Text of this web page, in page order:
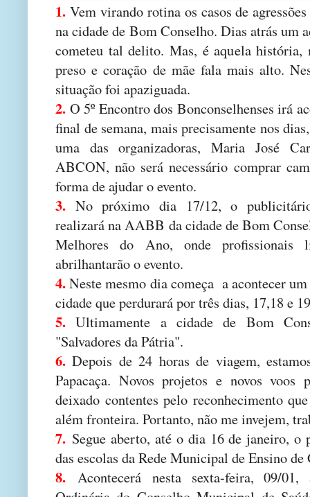
1. Vem virando rotina os casos de
na cidade de Bom Conselho. Dias atrás um
cometeu tal delito. Mas, é aquela história,
preso e coração de mãe fala mais alto.
situação foi apaziguada.
2. O 5º Encontro dos Bonconselhenses irá
final de semana, mais precisamente nos
uma das organizadoras, Maria José
ABCON, não será necessário comprar
forma de ajudar o evento.
3. No próximo dia 17/12, o
realizará na AABB da cidade de Bom
Melhores do Ano, onde profissionais
abrilhantarão o evento.
4.Neste mesmo dia começa a acontecer
cidade que perdurará por três dias, 17,18 e
5. Ultimamente a cidade de Bom
"Salvadores da Pátria".
6.Depois de 24 horas de viagem,
Papacaça. Novos projetos e novos voos
deixado contentes pelo reconhecimento
além fronteira. Portanto, não me invejem,
7. Segue aberto, até o dia 16 de janeiro, o
das escolas da Rede Municipal de Ensino
8. Acontecerá nesta sexta-feira, 09/